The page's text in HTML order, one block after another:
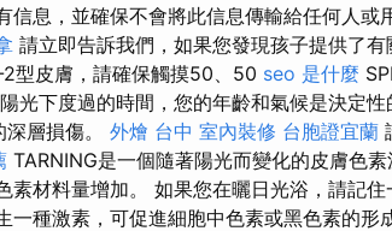
信息，並確保不會將此信息傳輸給任何人或
請立即告訴我們，如果您發現孩子提供了有
型皮膚，請確保觸摸50、50 seo 是什麼
光下度過的時間，您的年齡和氣候是決定性
層損傷。 外燴 台中 室內裝修 台胞證宜蘭
TARNING是一個隨著陽光而變化的皮膚色素
素材料量增加。 如果您在曬日光浴，請記住
種激素，可促進細胞中色素或黑色素的形成